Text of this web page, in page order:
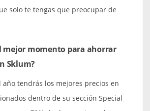
solo te tengas que preocupar de
mejor momento para ahorrar
Sklum?
año tendrás los mejores precios en
dentro de su sección Special